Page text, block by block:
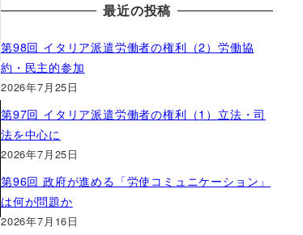
最近の投稿
第98回 イタリア派遣労働者の権利（2）労働協
約・民主的参加
2026年7月25日
第97回 イタリア派遣労働者の権利（1）立法・司
法を中心に
2026年7月25日
第96回 政府が進める「労使コミュニケーション」
は何が問題か
2026年7月16日